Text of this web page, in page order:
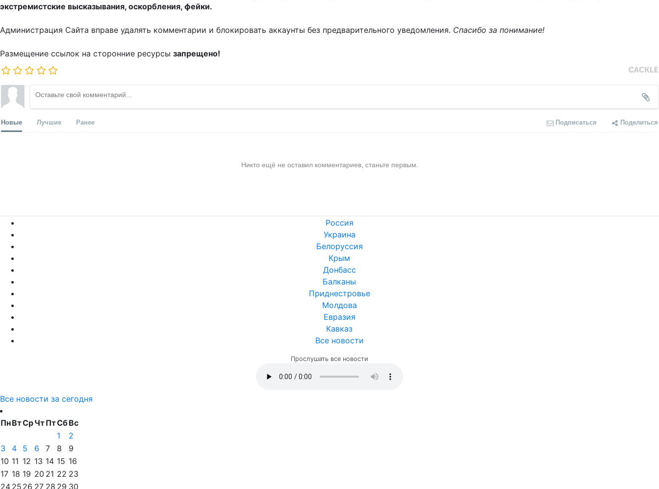
экстремистские высказывания, оскорбления, фейки.
Администрация Сайта вправе удалять комментарии и блокировать аккаунты без предварительного уведомления. Спасибо за понимание!
Размещение ссылок на сторонние ресурсы запрещено!
Новые Лучшие Ранее Подписаться Поделиться
Никто ещё не оставил комментариев, станьте первым.
Россия
Украина
Белоруссия
Крым
Донбасс
Балканы
Приднестровье
Молдова
Евразия
Кавказ
Все новости
Прослушать все новости
Все новости за сегодня
ПнВтСрЧтПтСбВс
1
2
3
4 5 6 7 8
9
10 11 12 13 14 15 16
17 18 19 20 21 22 23
24 25 26 27 28 29 30